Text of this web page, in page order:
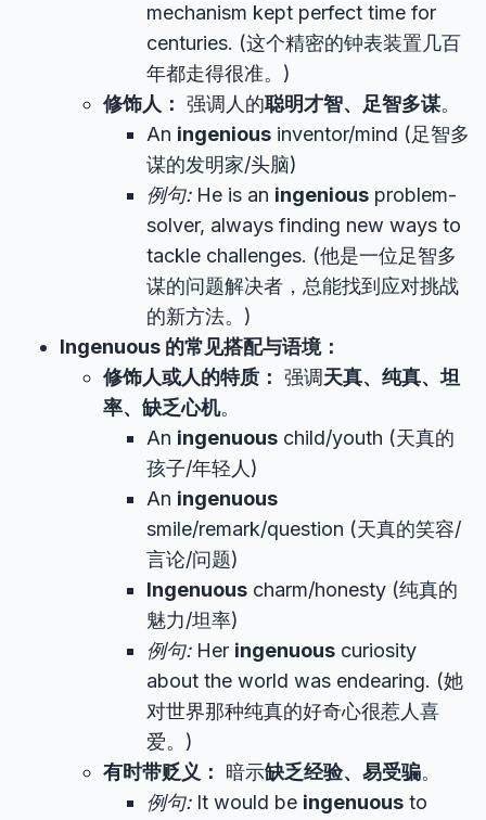
mechanism kept perfect time for
centuries. (这个精密的钟表装置几百
年都走得很准。)
修饰人： 强调人的聪明才智、足智多谋。
An ingenious inventor/mind (足智多
谋的发明家/头脑)
例句:He is an ingenious problem-
solver, always finding new ways to
tackle challenges. (他是一位足智多
谋的问题解决者，总能找到应对挑战
的新方法。)
Ingenuous 的常见搭配与语境：
修饰人或人的特质： 强调天真、纯真、坦
率、缺乏心机。
An ingenuous child/youth (天真的
孩子/年轻人)
An ingenuous
smile/remark/question (天真的笑容/
言论/问题)
Ingenuous charm/honesty (纯真的
魅力/坦率)
例句:Her ingenuous curiosity
about the world was endearing. (她
对世界那种纯真的好奇心很惹人喜
爱。)
有时带贬义：
暗示缺乏经验、易受骗。
例句:It would be ingenuous to